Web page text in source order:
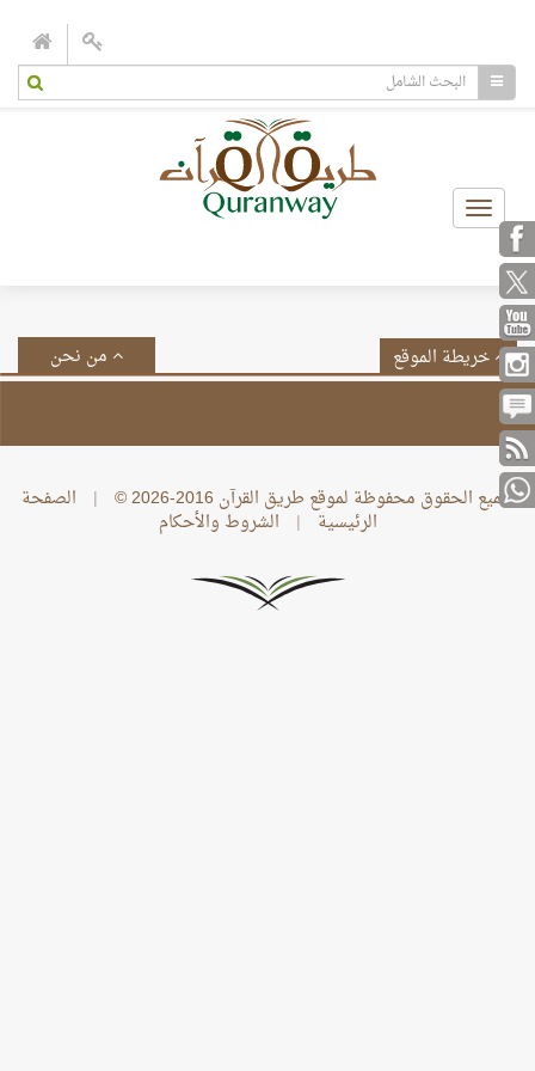
Toggle
navigation
من نحن خريطة الموقع
جميع الحقوق محفوظة لموقع طريق القرآن 2016-2026 © | الصفحة
الرئيسية | الشروط والأحكام